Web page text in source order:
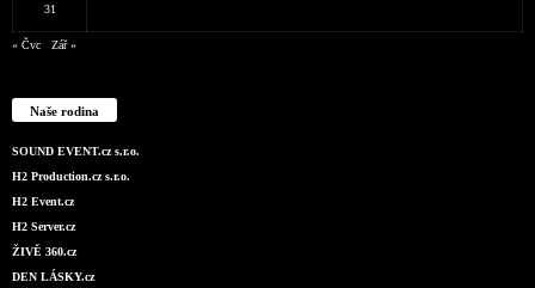
31
« Čvc Zář »
Naše rodina
SOUND EVENT.cz s.r.o.
H2 Production.cz s.r.o.
H2 Event.cz
H2 Server.cz
ŽIVĚ 360.cz
DEN LÁSKY.cz